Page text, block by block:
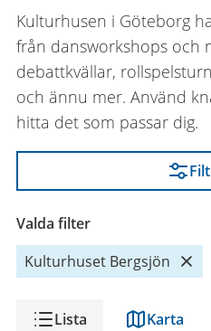
Kulturhusen i Göteborg
från dansworkshops och
debattkvällar,
och ännu mer. Använd
hitta det som passar dig.
Valda filter
Kulturhuset Bergsjön
VisningLista Karta